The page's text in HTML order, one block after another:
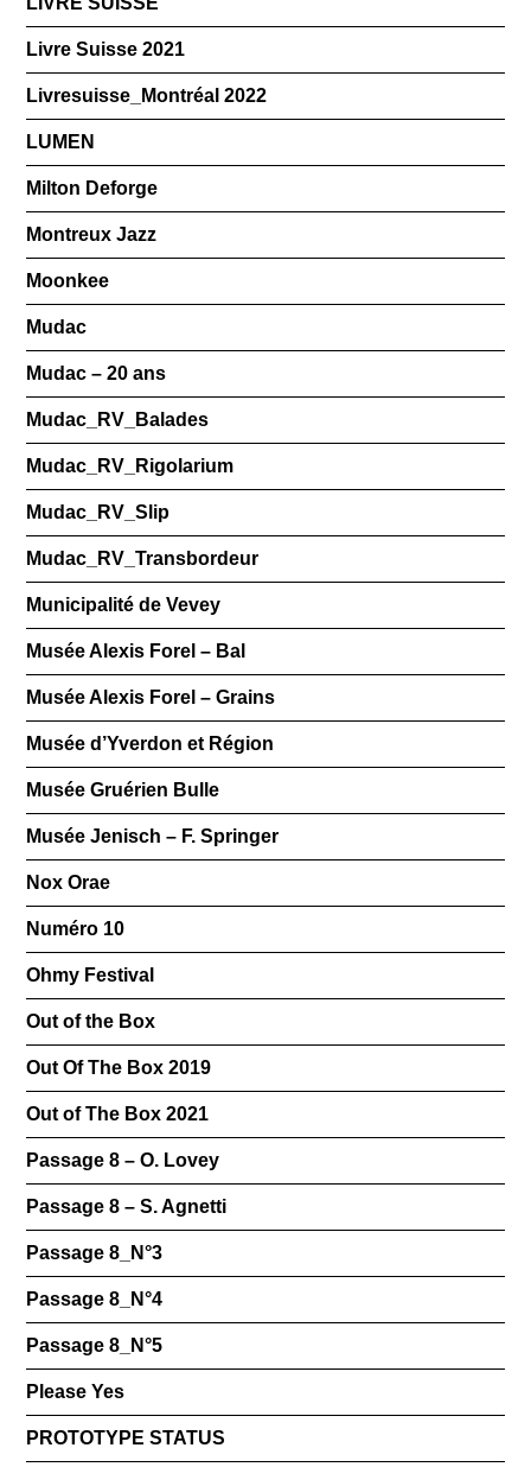
Livre Suisse 2021
Livresuisse_Montréal 2022
LUMEN
Milton Deforge
Montreux Jazz
Moonkee
Mudac
Mudac – 20 ans
Mudac_RV_Balades
Mudac_RV_Rigolarium
Mudac_RV_Slip
Mudac_RV_Transbordeur
Municipalité de Vevey
Musée Alexis Forel – Bal
Musée Alexis Forel – Grains
Musée d’Yverdon et Région
Musée Gruérien Bulle
Musée Jenisch – F. Springer
Nox Orae
Numéro 10
Ohmy Festival
Out of the Box
Out Of The Box 2019
Out of The Box 2021
Passage 8 – O. Lovey
Passage 8 – S. Agnetti
Passage 8_N°3
Passage 8_N°4
Passage 8_N°5
Please Yes
PROTOTYPE STATUS